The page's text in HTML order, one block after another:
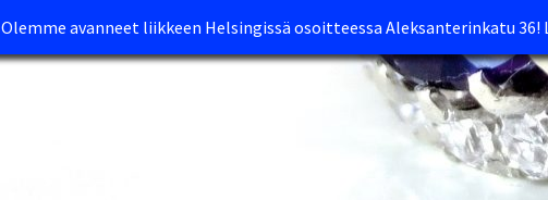
Olemme avanneet liikkeen Helsingissä osoitteessa Aleksanterinkatu 36!